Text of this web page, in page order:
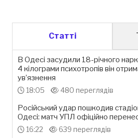
Статті
В Одесі засудили 18-річного
4 кілограми психотропів він
ув’язнення
18:05 480 переглядів
Російський удар пошкодив
Одесі: матч УПЛ офіційно
16:22 639 переглядів